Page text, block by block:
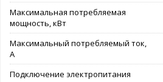
Максимальная потребляемая
мощность, кВт
Максимальный потребляемый ток,
А
Подключение электропитания